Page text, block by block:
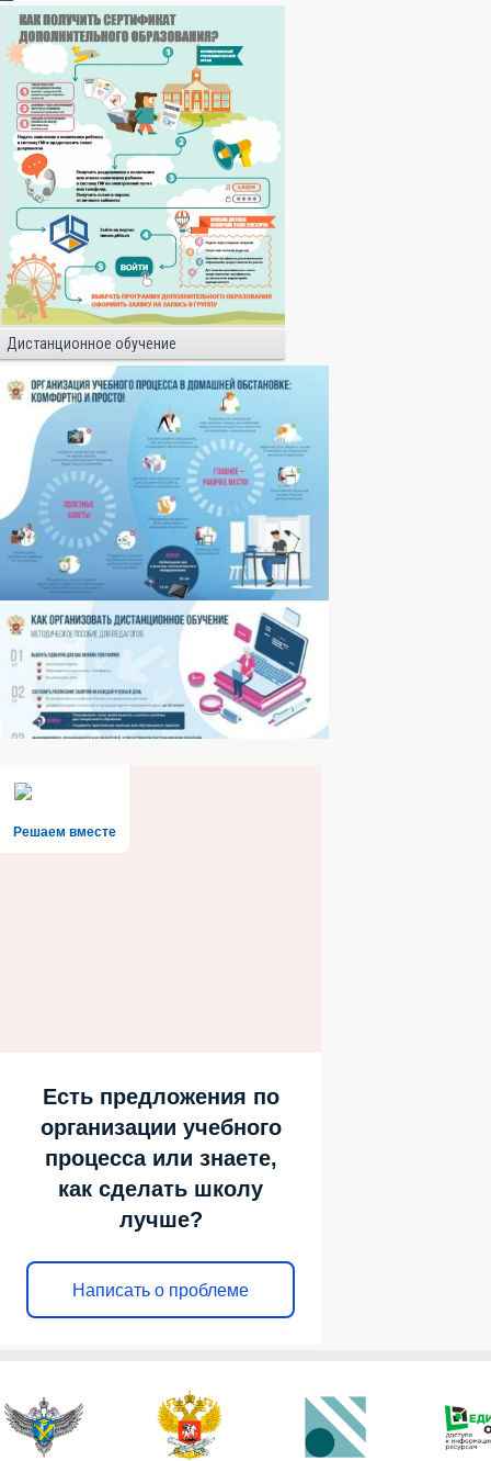
Дистанционное обучение
Решаем вместе
Есть предложения по
организации учебного
процесса или знаете,
как сделать школу
лучше?
Написать о проблеме